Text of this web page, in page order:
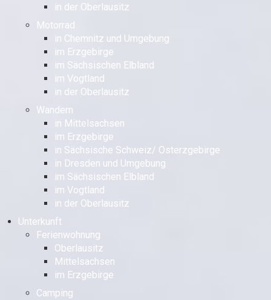
in der Oberlausitz
Motorrad
in Chemnitz und Umgebung
im Erzgebirge
im Sächsischen Elbland
im Vogtland
in der Oberlausitz
Wandern
in Mittelsachsen
im Erzgebirge
in Sächsische Schweiz/ Osterzgebirge
in Dresden und Umgebung
im Sächsischen Elbland
im Vogtland
in der Oberlausitz
Unterkunft
Ferienwohnung
Oberlausitz
Mittelsachsen
im Erzgebirge
Camping